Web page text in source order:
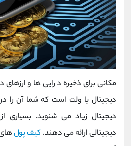
مکانی برای ذخیره دارایی ها و
دیجیتال یا ولت است که شما آن را
دیجیتال زیاد می شنوید. بسیاری
دیجیتالی ارائه می دهند. کیف پول